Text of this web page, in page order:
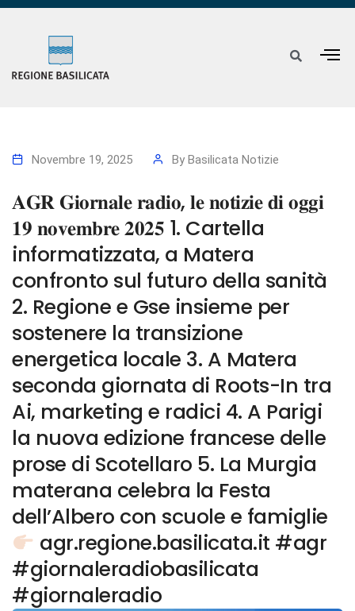
Novembre 19, 2025 By Basilicata Notizie
𝐀𝐆𝐑 𝐆𝐢𝐨𝐫𝐧𝐚𝐥𝐞 𝐫𝐚𝐝𝐢𝐨, 𝐥𝐞 𝐧𝐨𝐭𝐢𝐳𝐢𝐞 𝐝𝐢 𝐨𝐠𝐠𝐢
𝟏𝟗 𝐧𝐨𝐯𝐞𝐦𝐛𝐫𝐞 𝟐𝟎𝟐𝟓 1. Cartella
informatizzata, a Matera
confronto sul futuro della sanità
2. Regione e Gse insieme per
sostenere la transizione
energetica locale 3. A Matera
seconda giornata di Roots-In tra
Ai, marketing e radici 4. A Parigi
la nuova edizione francese delle
prose di Scotellaro 5. La Murgia
materana celebra la Festa
dell’Albero con scuole e famiglie
agr.regione.basilicata.it #agr
#giornaleradiobasilicata
#giornaleradio